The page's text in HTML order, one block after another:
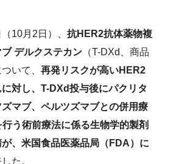
10月2日）、抗HER2抗体薬物複
デルクステカン （T-DXd、商品
いて、再発リスクが高いHER2
対し、T-DXd投与後にパクリタ
マブ、ペルツズマブとの併用療
う術前療法に係る生物学的製剤
、米国食品医薬品局（FDA）に
た。